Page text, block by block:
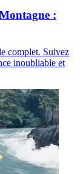
:
complet. Suivez
inoubliable et